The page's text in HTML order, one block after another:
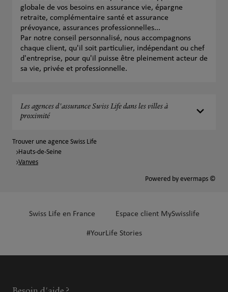
globale de vos besoins en assurance vie, épargne
retraite, complémentaire santé et assurance
prévoyance, assurances professionnelles...
Par notre conseil personnalisé, nous accompagnons
chaque client, qu'il soit particulier, indépendant ou chef
d'entreprise, pour qu'il puisse être pleinement acteur de
sa vie, privée et professionnelle.
Les agences d'assurance Swiss Life dans les villes à
proximité
Trouver une agence Swiss Life
Hauts-de-Seine
Vanves
Powered by evermaps ©
Swiss Life en France Espace client MySwisslife
#YourLife Stories